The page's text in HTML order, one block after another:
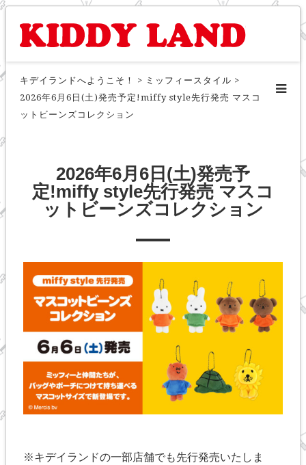
キデイランドへようこそ！ > ミッフィースタイル >
2026年6月6日(土)発売予定!miffy style先行発売 マスコ
ットビーンズコレクション
2026年6月6日(土)発売予
定!miffy style先行発売 マスコ
ットビーンズコレクション
※キデイランドの一部店舗でも先行発売いたしま